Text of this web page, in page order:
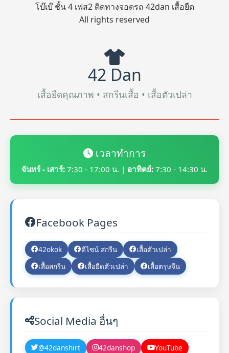
โบ๊เบ๊ ชั้น 4 เฟส2 ติดทางจอดรถ 42dan เสื้อยืด
All rights reserved
42 Dan
เสื้อยืดคุณภาพ • สกรีนเสื้อ • เสื้อตัวเปล่า
เวลาทำการ
จันทร์ - เสาร์: 7:30 - 17:00 น. | อาทิตย์: 7:30 - 14:30 น.
Facebook Pages
42okok ดีไซน์ สกรีน
เสื้อตัวเปล่า
เสื้อสกรีน
เสื้อยืดตัวเปล่า เสื้อตรุษจีน
Social Media อื่นๆ
@42danshirt 42danshop YouTube